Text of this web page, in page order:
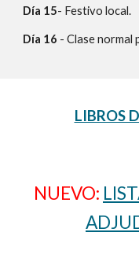
Día 15- Festivo local.
Día 16 - Clase normal
LIBROS
NUEVO: